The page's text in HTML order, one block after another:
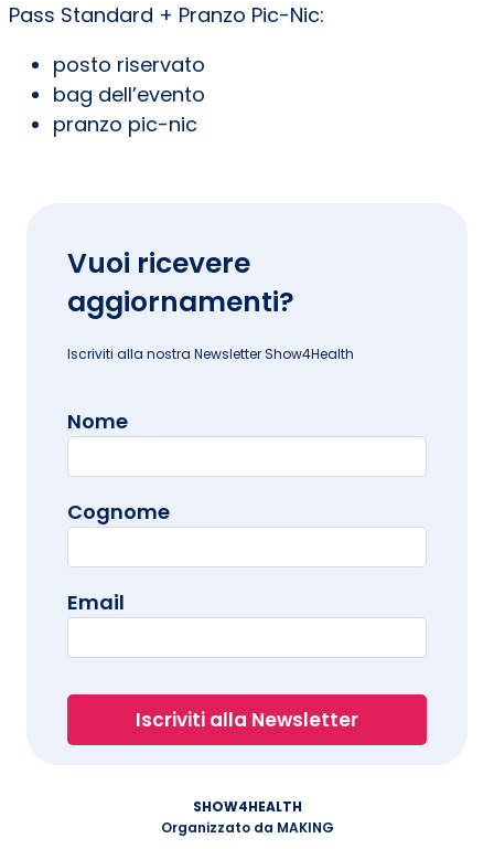
Pass Standard + Pranzo Pic-Nic:
posto riservato
bag dell’evento
pranzo pic-nic
SHOW4HEALTH
Organizzato da MAKING
Vuoi ricevere
aggiornamenti?
Iscriviti alla nostra Newsletter Show4Health
Nome
Cognome
Email